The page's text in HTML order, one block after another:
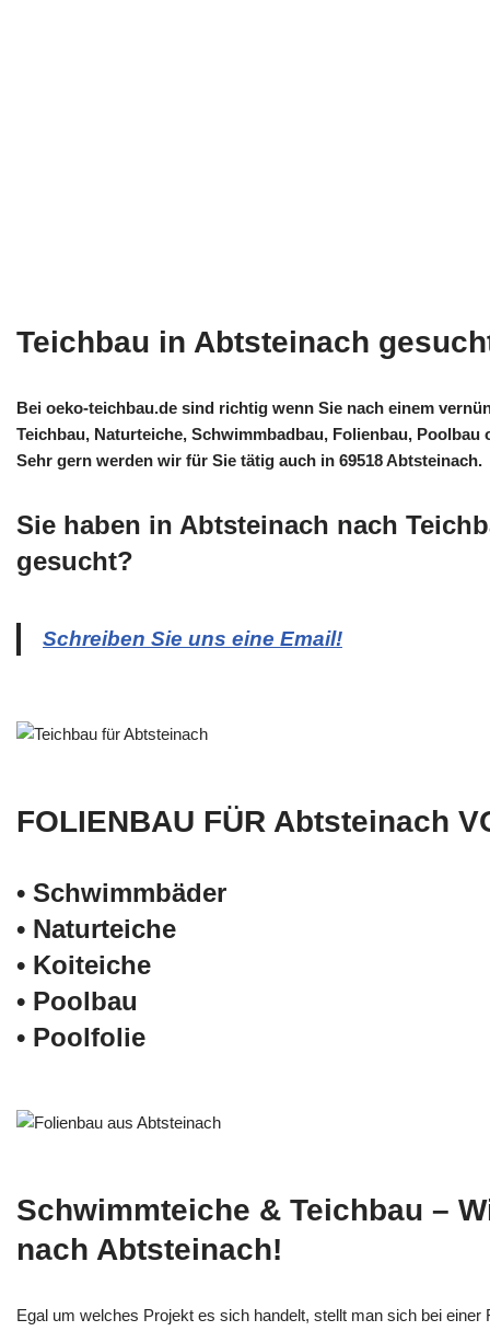
Teichbau in Abtsteinach
Bei oeko-teichbau.de sind richtig wenn Sie nach einem
Teichbau, Naturteiche, Schwimmbadbau, Folienbau,
Sehr gern werden wir für Sie tätig auch in 69518 Abtsteinach.
Sie haben in Abtsteinach nach
gesucht?
Schreiben Sie uns eine Email!
FOLIENBAU FÜR Abtsteinach
• Schwimm­bäder
• Naturteiche
• Koiteiche
• Poolbau
• Poolfolie
Schwimmteiche & Teichbau –
nach Abtsteinach!
Egal um welches Projekt es sich handelt, stellt man sich bei einer